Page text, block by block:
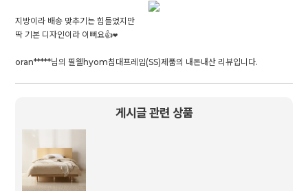
지방이라 배송 맞추기는 힘들었지만
딱 기본 디자인이라 이뻐요👍❤️
oran*****님의 필웰hyom침대프레임(SS)제품의 내돈내산 리뷰입니다.
게시글 관련 상품